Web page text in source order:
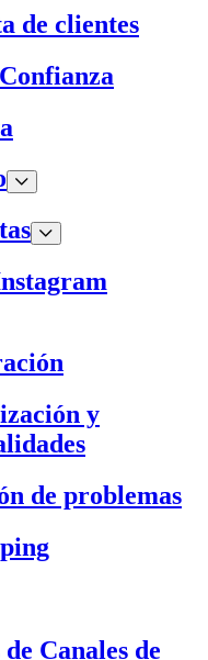
de clientes
y
de problemas
Canales de